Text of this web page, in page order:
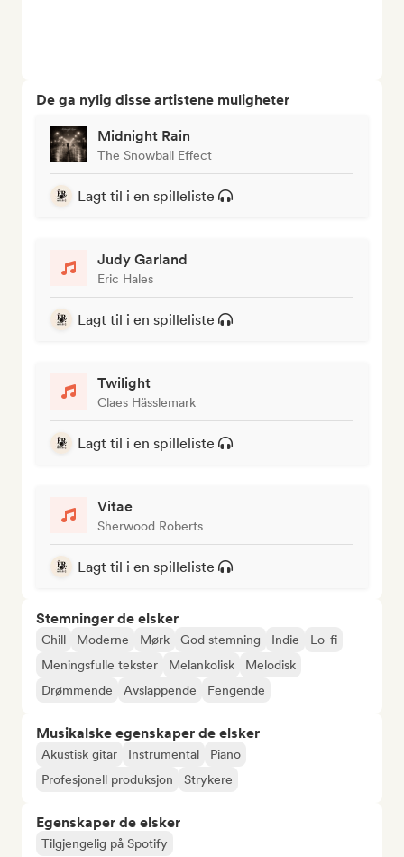
De ga nylig disse artistene muligheter
Midnight Rain
The Snowball Effect
Lagt til i en spilleliste
Judy Garland
Eric Hales
Lagt til i en spilleliste
Twilight
Claes Hässlemark
Lagt til i en spilleliste
Vitae
Sherwood Roberts
Lagt til i en spilleliste
Stemninger de elsker
Chill Moderne Mørk God stemning Indie
Lo-fi
Meningsfulle tekster
Melankolisk
Melodisk
Drømmende
Avslappende Fengende
Musikalske egenskaper de elsker
Akustisk gitar Instrumental
Piano
Profesjonell produksjon
Strykere
Egenskaper de elsker
Tilgjengelig på Spotify